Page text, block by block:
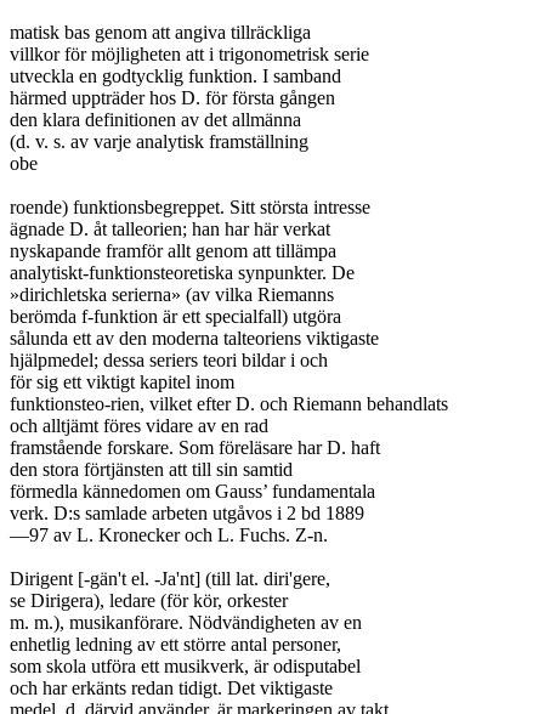
matisk bas genom att angiva tillräckliga
villkor för möjligheten att i trigonometrisk serie
utveckla en godtycklig funktion. I samband
härmed uppträder hos D. för första gången
den klara definitionen av det allmänna
(d. v. s. av varje analytisk framställning
obe
roende) funktionsbegreppet. Sitt största intresse
ägnade D. åt talleorien; han har här verkat
nyskapande framför allt genom att tillämpa
analytiskt-funktionsteoretiska synpunkter. De
»dirichletska serierna» (av vilka Riemanns
berömda f-funktion är ett specialfall) utgöra
sålunda ett av den moderna talteoriens viktigaste
hjälpmedel; dessa seriers teori bildar i och
för sig ett viktigt kapitel inom
funktionsteo-rien, vilket efter D. och Riemann behandlats
och alltjämt föres vidare av en rad
framstående forskare. Som föreläsare har D. haft
den stora förtjänsten att till sin samtid
förmedla kännedomen om Gauss’ fundamentala
verk. D:s samlade arbeten utgåvos i 2 bd 1889
—97 av L. Kronecker och L. Fuchs. Z-n.
Dirigent [-gän't el. -Ja'nt] (till lat. diri'gere,
se Dirigera), ledare (för kör, orkester
m. m.), musikanförare. Nödvändigheten av en
enhetlig ledning av ett större antal personer,
som skola utföra ett musikverk, är odisputabel
och har erkänts redan tidigt. Det viktigaste
medel, d. därvid använder, är markeringen av takt